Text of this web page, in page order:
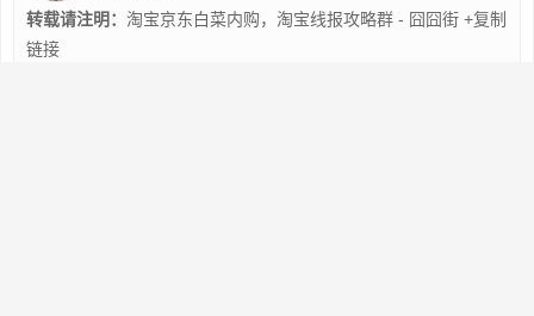
转载请注明： 淘宝京东白菜内购，淘宝线报攻略群 - 囧囧街 +复制
链接